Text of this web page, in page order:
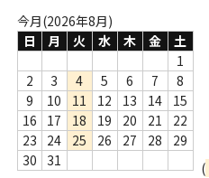
Webのみ no.3
Webのみ no.4
売り切れ
Help
今月(2026年8月)
日
月 火 水 木 金
土
1
2
3 4 5 6 7
8
9
10 11 12 13 14
15
16
17 18 19 20 21
22
23
24 25 26 27 28
29
30
31
(